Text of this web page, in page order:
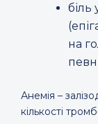
біль
на
Анемія –
кількості